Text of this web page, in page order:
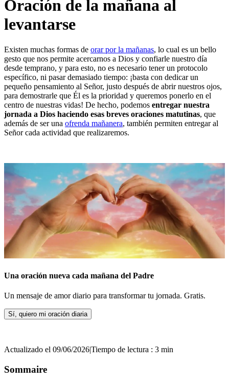
Oración de la mañana al
levantarse
Existen muchas formas de orar por la mañanas, lo cual es un bello
gesto que nos permite acercarnos a Dios y confiarle nuestro día
desde temprano, y para esto, no es necesario tener un protocolo
específico, ni pasar demasiado tiempo: ¡basta con dedicar un
pequeño pensamiento al Señor, justo después de abrir nuestros ojos,
para demostrarle que Él es la prioridad y queremos ponerlo en el
centro de nuestras vidas! De hecho, podemos entregar nuestra
jornada a Dios haciendo esas breves oraciones matutinas, que
además de ser una ofrenda mañanera, también permiten entregar al
Señor cada actividad que realizaremos.
Una oración nueva cada mañana del Padre
Un mensaje de amor diario para transformar tu jornada. Gratis.
Sí, quiero mi oración diaria
Actualizado el 09/06/2026|Tiempo de lectura : 3 min
Sommaire